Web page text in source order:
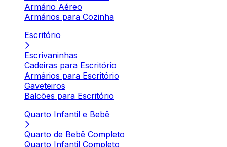
Armário Aéreo
Armários para Cozinha
Escritório
Escrivaninhas
Cadeiras para Escritório
Armários para Escritório
Gaveteiros
Balcões para Escritório
Quarto Infantil e Bebê
Quarto de Bebê Completo
Quarto Infantil Completo